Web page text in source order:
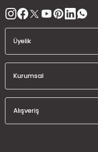
Üyelik
Kurumsal
Alışveriş